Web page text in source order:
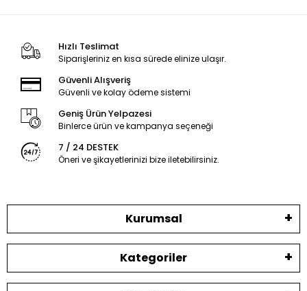
Hızlı Teslimat
Siparişleriniz en kısa sürede elinize ulaşır.
Güvenli Alışveriş
Güvenli ve kolay ödeme sistemi
Geniş Ürün Yelpazesi
Binlerce ürün ve kampanya seçeneği
7 / 24 DESTEK
Öneri ve şikayetlerinizi bize iletebilirsiniz.
Kurumsal
Kategoriler